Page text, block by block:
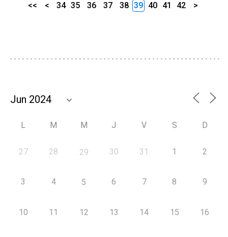
<< < 34 35 36 37 38 39 40 41 42 >
L M M J V S D
27 28 29 30 31 1 2
3 4 5 6 7 8 9
10 11 12 13 14 15 16